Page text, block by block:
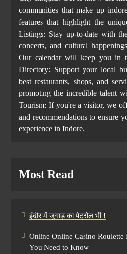
communities that make up
features that highlight the
Listings: Stay up-to-date with
concerts, and cultural
Our calendar will keep you in
Directory: Support your local
best restaurants, shops, and
promoting the incredible talent
Tourism: If you're a visitor, we
and recommendations to ensure
experience in Indore.
Most Read
इंदौर में जुगाड़ का पेट्रोल भी !
Online Online Casino Roulette
You Need to Know